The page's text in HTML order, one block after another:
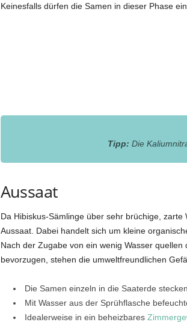
Keinesfalls dürfen die Samen in dieser Phase
Tipp: Die
Aussaat
Da Hibiskus-Sämlinge über sehr brüchige,
Aussaat. Dabei handelt sich um kleine
Nach der Zugabe von ein wenig Wasser
bevorzugen, stehen die umweltfreundlichen
Die Samen einzeln in die Saaterde
Mit Wasser aus der Sprühflasche
Idealerweise in ein beheizbares